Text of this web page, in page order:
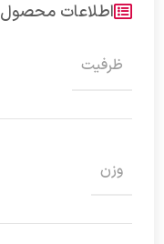
اطلاعات محصول
ظرفیت
وزن